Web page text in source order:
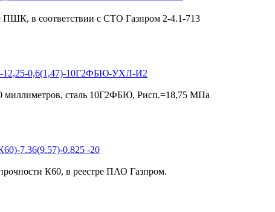
ПШК, в соответствии с СТО Газпром 2-4.1-713
12,25-0,6(1,47)-10Г2ФБЮ-УХЛ-И2
миллиметров, сталь 10Г2ФБЮ, Рисп.=18,75 МПа
7.36(9.57)-0.825 -20
К60, в реестре ПАО Газпром.